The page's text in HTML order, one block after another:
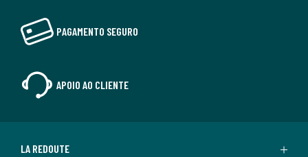
PAGAMENTO SEGURO
APOIO AO CLIENTE
LA REDOUTE